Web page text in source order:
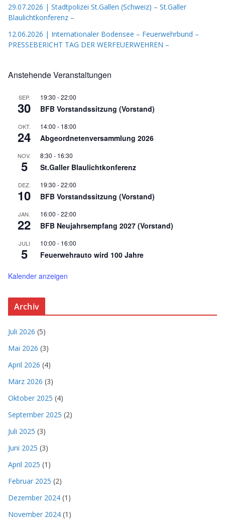
29.07.2026 | Stadtpolizei St.Gallen (Schweiz) – St.Galler
Blaulichtkonferenz –
12.06.2026 | Internationaler Bodensee – Feuerwehrbund –
PRESSEBERICHT TAG DER WERFEUERWEHREN –
Anstehende Veranstaltungen
SEP.
30
19:30 -22:00
BFB Vorstandssitzung (Vorstand)
OKT.
24
14:00 - 18:00
Abgeordnetenversammlung 2026
NOV.
5
8:30 - 16:30
St.Galler Blaulichtkonferenz
DEZ.
10
19:30 -22:00
BFB Vorstandssitzung (Vorstand)
JAN.
22
16:00 -22:00
BFB Neujahrsempfang 2027 (Vorstand)
JULI
5
10:00 - 16:00
Feuerwehrauto wird 100 Jahre
Kalender anzeigen
Archiv
Juli 2026 (5)
Mai 2026 (3)
April 2026 (4)
März 2026 (3)
Oktober 2025 (4)
September 2025 (2)
Juli 2025 (3)
Juni 2025 (3)
April 2025 (1)
Februar 2025 (2)
Dezember 2024 (1)
November 2024 (1)